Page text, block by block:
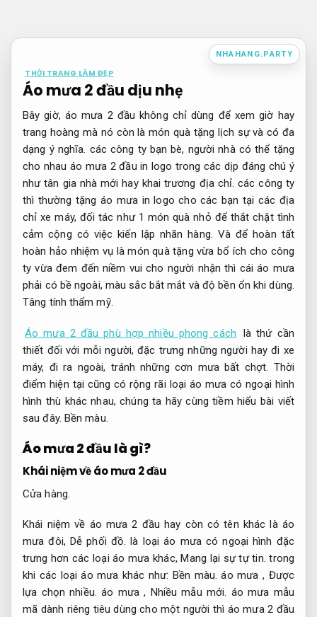
nội
NHAHANG.PARTY
THỜI TRANG LÀM ĐẸP
Áo mưa 2 đầu dịu nhẹ
Bây giờ, áo mưa 2 đầu không chỉ dùng để xem giờ hay
trang hoàng mà nó còn là món quà tặng lịch sự và có đa
dạng ý nghĩa. các công ty bạn bè, người nhà có thể tặng
cho nhau áo mưa 2 đầu in logo trong các dịp đáng chú ý
như tân gia nhà mới hay khai trương địa chỉ. các công ty
thì thường tặng áo mưa in logo cho các bạn tại các địa
chỉ xe máy, đối tác như 1 món quà nhỏ để thắt chặt tình
cảm cộng có việc kiến lập nhãn hàng. Và để hoàn tất
hoàn hảo nhiệm vụ là món quà tặng vừa bổ ích cho công
ty vừa đem đến niềm vui cho người nhận thì cái áo mưa
phải có bề ngoài, màu sắc bắt mắt và độ bền ổn khi dùng.
Tăng tính thẩm mỹ.
Áo mưa 2 đầu phù hợp nhiều phong cách
là thứ cần
thiết đối với mỗi người, đặc trưng những người hay đi xe
máy, đi ra ngoài, tránh những cơn mưa bất chợt. Thời
điểm hiện tại cũng có rộng rãi loại áo mưa có ngoại hình
hình thù khác nhau, chúng ta hãy cùng tiềm hiểu bài viết
sau đây. Bền màu.
Áo mưa 2 đầu là gì?
Khái niệm về áo mưa 2 đầu
Cửa hàng.
Khái niệm về áo mưa 2 đầu hay còn có tên khác là áo
mưa đôi,Dễ phối đồ. là loại áo mưa có ngoại hình đặc
trưng hơn các loại áo mưa khác,Mang lại sự tự tin. trong
khi các loại áo mưa khác như: Bền màu. áo mưa , Được
lựa chọn nhiều. áo mưa , Nhiều mẫu mới. áo mưa mẫu
mã dành riêng tiêu dùng cho một người thì áo mưa 2 đầu